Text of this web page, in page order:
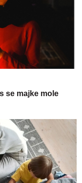
se majke mole